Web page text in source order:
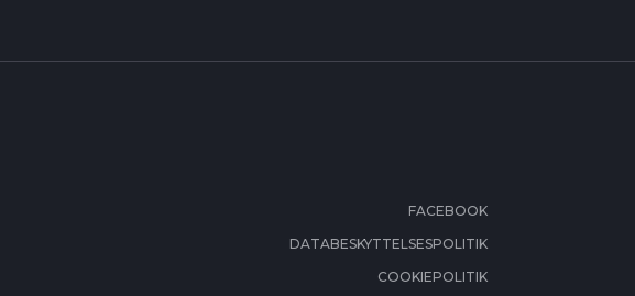
FACEBOOK
DATABESKYTTELSESPOLITIK
COOKIEPOLITIK